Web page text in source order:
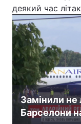
деякий час
Замінили не
Барселони